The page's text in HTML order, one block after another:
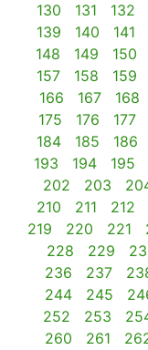
130
131 132
139
140 141
148
149 150
157
158 159
166
167 168
175
176 177
184
185 186
193
194 195
202
203
210
211 212
219
220 221
228
229
236
237
244
245
252
253
260
261